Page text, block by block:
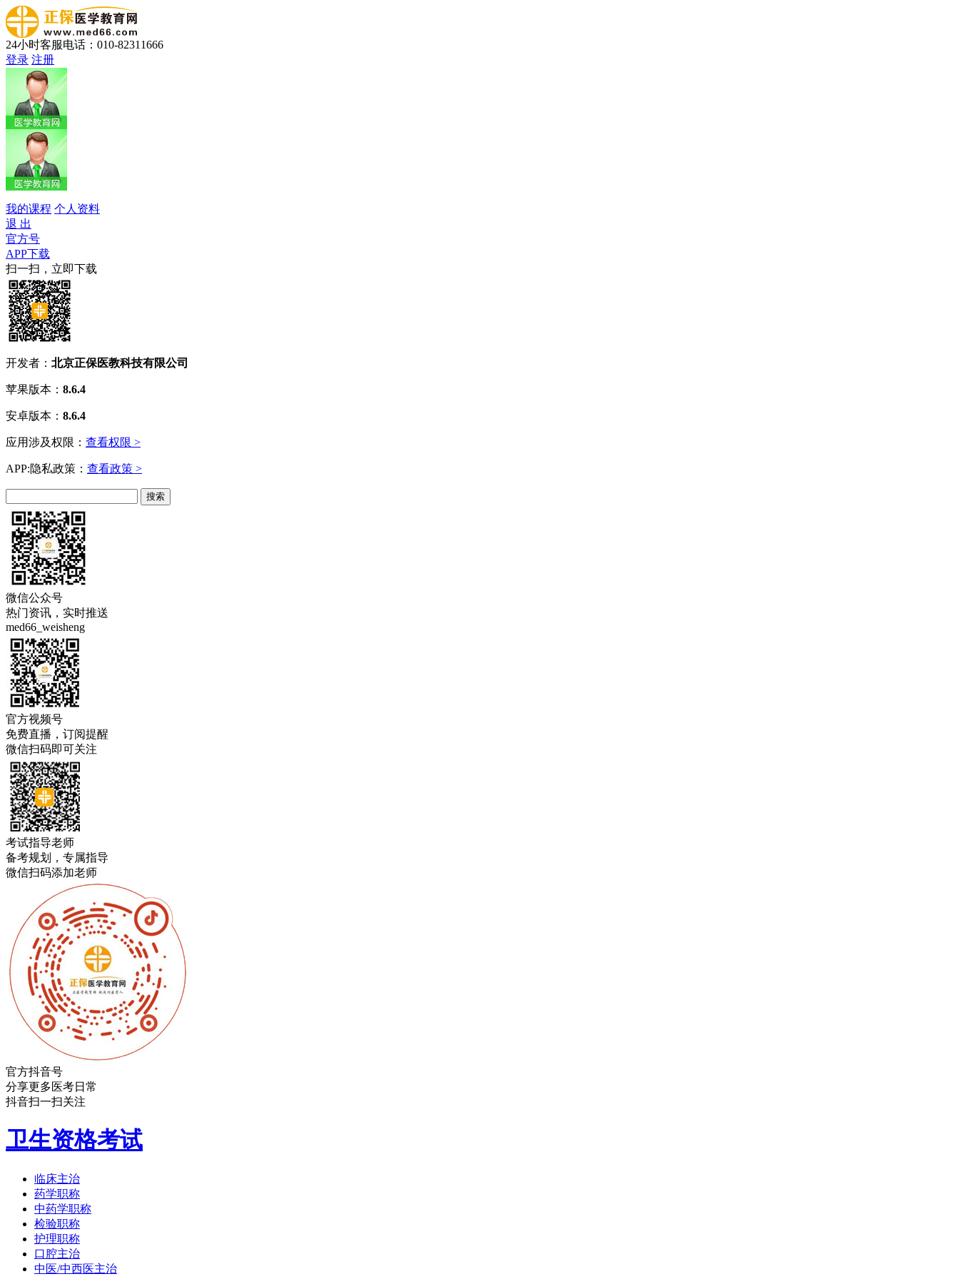
24小时客服电话：010-82311666
登录 注册
我的课程 个人资料
退 出
官方号
APP下载
扫一扫，立即下载
开发者： 北京正保医教科技有限公司
苹果版本： 8.6.4
安卓版本： 8.6.4
应用涉及权限： 查看权限 >
APP:隐私政策： 查看政策 >
微信公众号
热门资讯，实时推送
med66_weisheng
官方视频号
免费直播，订阅提醒
微信扫码即可关注
考试指导老师
备考规划，专属指导
微信扫码添加老师
官方抖音号
分享更多医考日常
抖音扫一扫关注
卫生资格考试
临床主治
药学职称
中药学职称
检验职称
护理职称
口腔主治
中医/中西医主治